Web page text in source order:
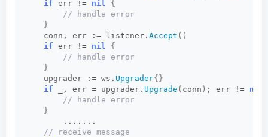
if err != nil
{
// handle error
}
    conn, err := listener.
Accept ()
if err != nil
{
// handle error
}
    upgrader := ws.
Upgrader{}
if _, err = upgrader. Upgrade ( conn ) ; err != nil
// handle error
}
        .......
// receive message